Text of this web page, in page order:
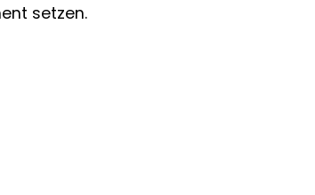
setzen.